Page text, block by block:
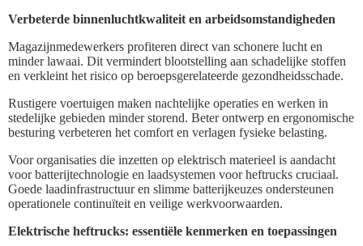
Verbeterde binnenluchtkwaliteit en arbeidsomstandigheden
Magazijnmedewerkers profiteren direct van schonere lucht en
minder lawaai. Dit vermindert blootstelling aan schadelijke stoffen
en verkleint het risico op beroepsgerelateerde gezondheidsschade.
Rustigere voertuigen maken nachtelijke operaties en werken in
stedelijke gebieden minder storend. Beter ontwerp en ergonomische
besturing verbeteren het comfort en verlagen fysieke belasting.
Voor organisaties die inzetten op elektrisch materieel is aandacht
voor batterijtechnologie en laadsystemen voor heftrucks cruciaal.
Goede laadinfrastructuur en slimme batterijkeuzes ondersteunen
operationele continuïteit en veilige werkvoorwaarden.
Elektrische heftrucks: essentiële kenmerken en toepassingen